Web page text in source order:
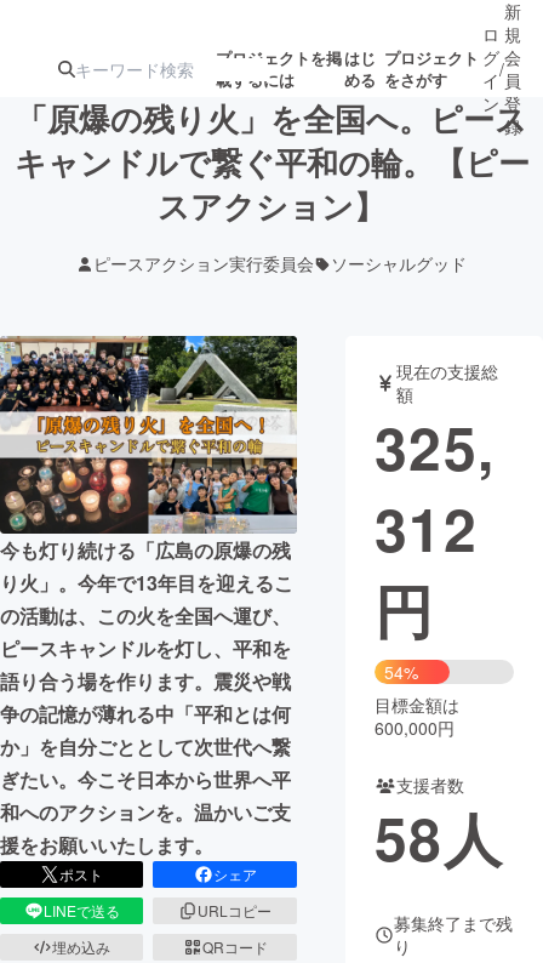
プロジェクトを掲
載するには
はじ
める
プロジェクト
をさがす
注目のリ 注目の新着プロ 募集終了が近いプ
テクノロジー・ガジェット
映像・映画 書籍・雑誌
ビジネス・起業 チャレンジ
まちづくり・地域活性化
CAMPFIRE for Social Good
CAMPFIRE Creation
CAMPFIREふるさと納税
コミュニティ
ロ
グ
イ
ン
/
新
規
会
員
登
録
「原爆の残り火」を全国へ。ピース
キャンドルで繋ぐ平和の輪。【ピー
スアクション】
ピースアクション実行委員会 ソーシャルグッド
今も灯り続ける「広島の原爆の残
り火」。今年で13年目を迎えるこ
の活動は、この火を全国へ運び、
ピースキャンドルを灯し、平和を
語り合う場を作ります。震災や戦
争の記憶が薄れる中「平和とは何
か」を自分ごととして次世代へ繋
ぎたい。今こそ日本から世界へ平
和へのアクションを。温かいご支
援をお願いいたします。
ポスト
シェア
LINEで送る
URLコピー
埋め込み
QRコード
現在の支援総
額
325,
312
円
54%
目標金額は
600,000円
支援者数
58人
募集終了まで残
り